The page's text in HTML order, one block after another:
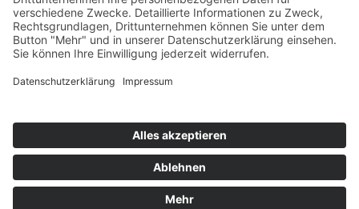
© 2026 Walter Stuber -Impressum Datenschutz
Gemeinhardt Service - Mutmacher.jetzt
Bewertungen auf ProvenExpert.com